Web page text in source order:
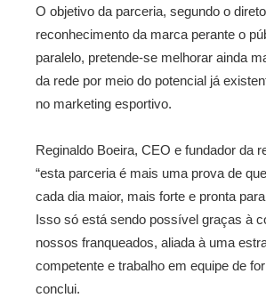
O objetivo da parceria, segundo o
reconhecimento da marca perante o
paralelo, pretende-se melhorar ainda
da rede por meio do potencial já
no marketing esportivo.
Reginaldo Boeira, CEO e fundador da
“esta parceria é mais uma prova de
cada dia maior, mais forte e pronta
Isso só está sendo possível graças à
nossos franqueados, aliada à uma
competente e trabalho em equipe de
conclui.